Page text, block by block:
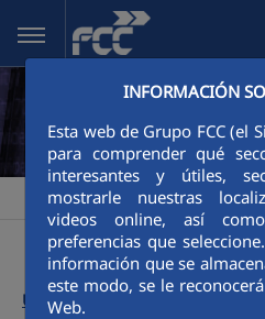
Saltar al contenido principal
INFORMACIÓN
Esta web de Grupo FCC (el
para comprender qué
interesantes y útiles,
mostrarle nuestras
videos online, así
preferencias que
información que se
este modo, se le
Web.
FCC >Somos FCC >Números
Último número: